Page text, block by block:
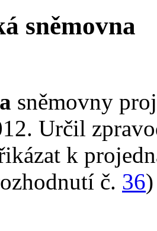
sněmovna
sněmovny
Určil
k
č. 36)